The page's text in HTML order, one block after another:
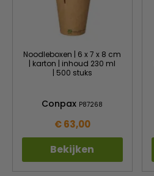
Noodleboxen | 6 x 7 x 8 cm
| karton | inhoud 230 ml
| 500 stuks
Conpax P87268
€ 63,00
Bekijken